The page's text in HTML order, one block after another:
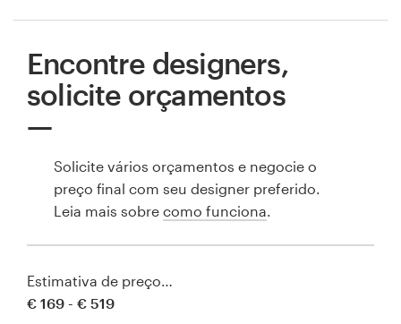
Encontre designers,
solicite orçamentos
Solicite vários orçamentos e negocie o
preço final com seu designer preferido.
Leia mais sobre como funciona
Estimativa de preço…
€ 169 - € 519